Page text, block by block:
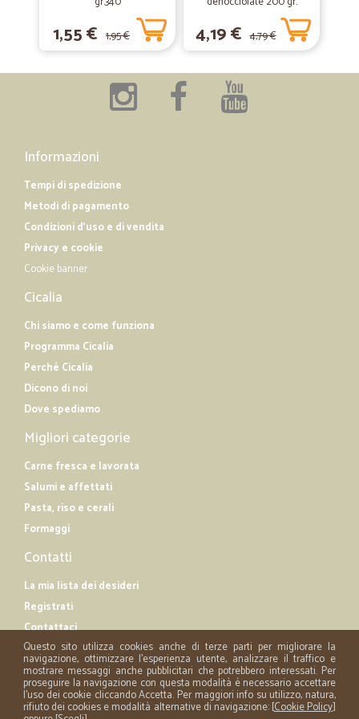
Tutto perfetto
Tutto perfetto
—Gesuè S.
poiché erano bottiglie ) sono arrivate integre perché l'imballaggio è
stato ottimo. Quindi, tutto ok.
1,55 € 1,95 € 4,19 € 4,79 €
Informazioni
Tempi di spedizione
Metodi di pagamento
Condizioni d'uso e di vendita
Privacy e cookie
Cookie banner
Cicalia
Chi siamo e come funziona
Programma Cicalia
Perché Cicalia
Dicono di noi
Dove spediamo
Migliori categorie
Carne fresca e lavorata
Salumi e affettati
Pasta, riso e cerali
Formaggi
Contatti
La mia lista dei desideri
Registrati
Contattaci
Questo sito utilizza cookies anche di terze parti per migliorare la
navigazione, ottimizzare l'esperienza utente, analizzare il traffico e
mostrare messaggi anche pubblicitari che potrebbero interessati. Per
proseguire la navigazione con questa modalità è necessario accettare
l'uso dei cookie cliccando Accetta. Per maggiori info su utilizzo, natura,
rifiuto dei cookies e modalità alternative di navigazione: [Cookie Policy]